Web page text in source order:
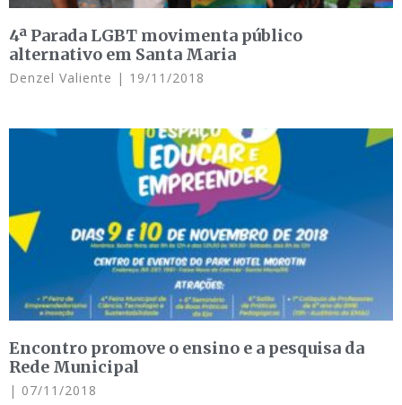
4ª Parada LGBT movimenta público
alternativo em Santa Maria
Denzel Valiente 19/11/2018
Encontro promove o ensino e a pesquisa da
Rede Municipal
07/11/2018